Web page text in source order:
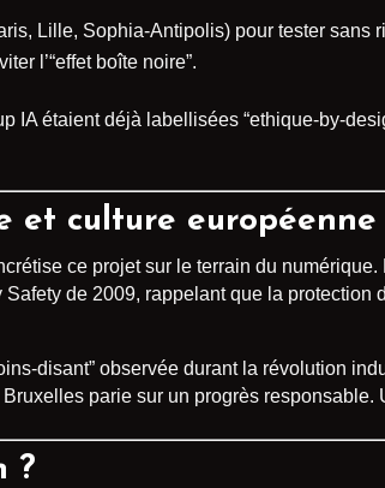
Lille, Sophia-Antipolis) pour tester sans
l’“effet boîte noire”.
IA étaient déjà labellisées “ethique-by-
et culture européenne
ce projet sur le terrain du
de 2009, rappelant que la protection
disant” observée durant la révolution
parie sur un progrès responsable.
?